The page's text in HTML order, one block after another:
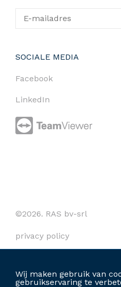
Wij maken gebruik van
gebruikservaring te
SOCIALE MEDIA
Facebook
LinkedIn
©2026. RAS bv-srl
privacy policy
algemene voorwaarden